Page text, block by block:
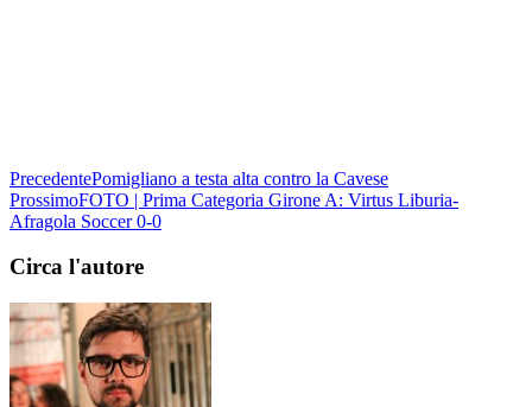
PrecedentePomigliano a testa alta contro la Cavese
Prossimo FOTO | Prima Categoria Girone A: Virtus Liburia-
Afragola Soccer 0-0
Circa l'autore